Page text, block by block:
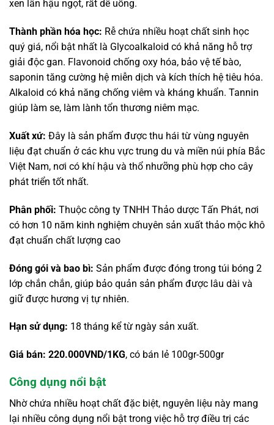
xen lẫn hậu ngọt, rất dễ uống.
Thành phần hóa học: Rễ chứa nhiều hoạt chất sinh học
quý giá, nổi bật nhất là Glycoalkaloid có khả năng hỗ trợ
giải độc gan. Flavonoid chống oxy hóa, bảo vệ tế bào,
saponin tăng cường hệ miễn dịch và kích thích hệ tiêu hóa.
Alkaloid có khả năng chống viêm và kháng khuẩn. Tannin
giúp làm se, làm lành tổn thương niêm mạc.
Xuất xứ: Đây là sản phẩm được thu hái từ vùng nguyên
liệu đạt chuẩn ở các khu vực trung du và miền núi phía Bắc
Việt Nam, nơi có khí hậu và thổ nhưỡng phù hợp cho cây
phát triển tốt nhất.
Phân phối: Thuộc công ty TNHH Thảo dược Tấn Phát, nơi
có hơn 10 năm kinh nghiệm chuyên sản xuất thảo mộc khô
đạt chuẩn chất lượng cao
Đóng gói và bao bì: Sản phẩm được đóng trong túi bóng 2
lớp chắn chắn, giúp bảo quản sản phẩm được lâu dài và
giữ được hương vị tự nhiên.
Hạn sử dụng: 18 tháng kể từ ngày sản xuất.
Giá bán: 220.000VND/1KG, có bán lẻ 100gr-500gr
Công dụng nổi bật
Nhờ chứa nhiều hoạt chất đặc biệt, nguyên liệu này mang
lại nhiều công dụng nổi bật trong việc hỗ trợ điều trị các